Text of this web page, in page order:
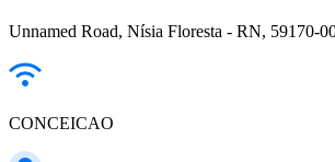
Unnamed Road, Nísia Floresta - RN, 59170-
CONCEICAO